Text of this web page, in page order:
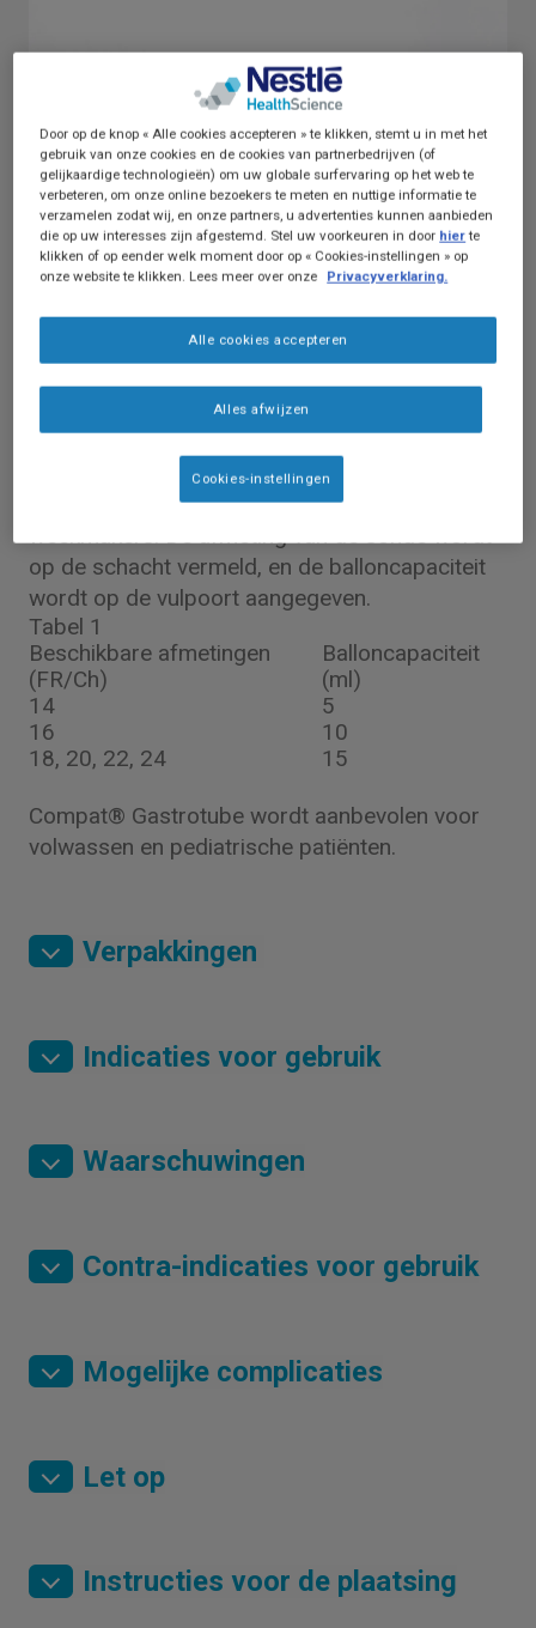
Omschrijving van het product
Compat® Gastrotube. De
gastrostomievervangingssonde is een silicone
voedingssonde die bestaat uit een dubbel
lumen katheter met proximale enteraal-
specifieke ENFit®-aansluit-/toegangspoorten,
externe fixatie, opblaasbare ballon en een open
distaal uiteinde voor voedingsdoorstroming.
De katheter bevat maatstreepjes (cm) en een
radiopaque markering op het distale uiteinde.
De sonde is gemaakt zonder gebruikmaking
van latex van natuurlijk rubber, BPA of ftalaat-
weekmakers. De afmeting van de sonde wordt
op de schacht vermeld, en de balloncapaciteit
wordt op de vulpoort aangegeven.
Tabel 1
Beschikbare afmetingen
(FR/Ch)
Balloncapaciteit
(ml)
14
5
16
10
18, 20, 22, 24
15
Compat® Gastrotube wordt aanbevolen voor
volwassen en pediatrische patiënten.
Verpakkingen
Indicaties voor gebruik
Waarschuwingen
Contra-indicaties voor gebruik
Mogelijke complicaties
Let op
Instructies voor de plaatsing
Door op de knop « Alle cookies accepteren » te klikken, stemt u in met het
gebruik van onze cookies en de cookies van partnerbedrijven (of
gelijkaardige technologieën) om uw globale surfervaring op het web te
verbeteren, om onze online bezoekers te meten en nuttige informatie te
verzamelen zodat wij, en onze partners, u advertenties kunnen aanbieden
die op uw interesses zijn afgestemd. Stel uw voorkeuren in door hierte
klikken of op eender welk moment door op « Cookies-instellingen » op
onze website te klikken. Lees meer over onze
Privacyverklaring.
Alles afwijzen
Alle cookies accepteren
Cookies-instellingen